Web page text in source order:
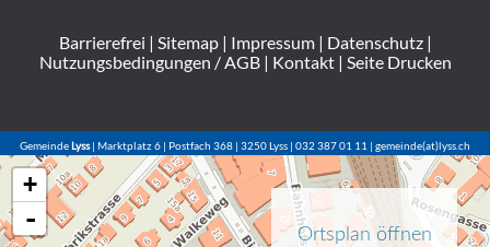
Barrierefrei | Sitemap| Impressum| Datenschutz|
Nutzungsbedingungen / AGB| Kontakt| Seite Drucken
GemeindeLyss| Marktplatz 6 | Postfach 368 | 3250 Lyss | 032 387 01 11 | gemeinde(at)lyss.ch